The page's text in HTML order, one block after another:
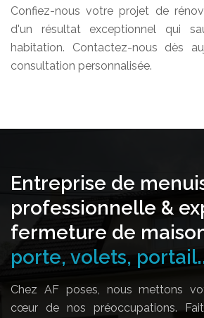
Confiez-nous votre projet de
d'un résultat exceptionnel qui
habitation. Contactez-nous dès
consultation personnalisée.
Entreprise de
professionnelle &
fermeture de
porte, volets,
Chez AF poses, nous mettons
cœur de nos préoccupations.